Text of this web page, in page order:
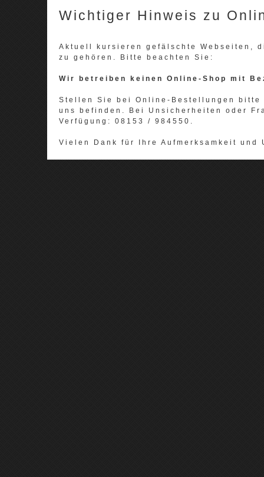
Wichtiger Hinweis zu
Aktuell kursieren gefälschte Webseiten,
zu gehören. Bitte beachten Sie:
Wir betreiben keinen Online-Shop mit
Stellen Sie bei Online-Bestellungen
uns befinden. Bei Unsicherheiten oder
Verfügung: 08153 / 984550.
Vielen Dank für Ihre Aufmerksamkeit und